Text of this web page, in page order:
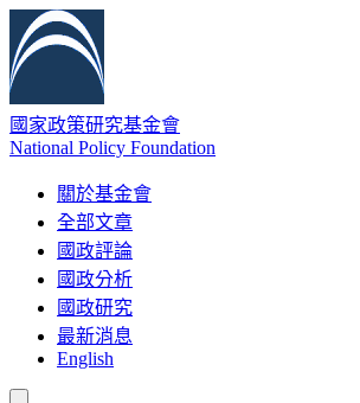
國家政策研究基金會
National Policy Foundation
關於基金會
全部文章
國政評論
國政分析
國政研究
最新消息
English